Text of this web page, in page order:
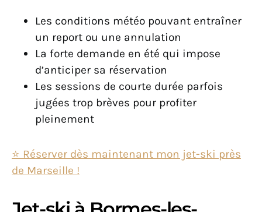
Les conditions météo pouvant entraîner
un report ou une annulation
La forte demande en été qui impose
d’anticiper sa réservation
Les sessions de courte durée parfois
jugées trop brèves pour profiter
pleinement
⭐️ Réserver dès maintenant mon jet-ski près
de Marseille !